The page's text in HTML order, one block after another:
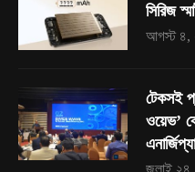
সিরিজ
আগস্ট ৪,
টেকসই
ওয়েভ’
জুলাই